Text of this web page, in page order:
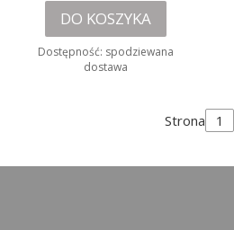
DO KOSZYKA
Dostępność: spodziewana
dostawa
Strona